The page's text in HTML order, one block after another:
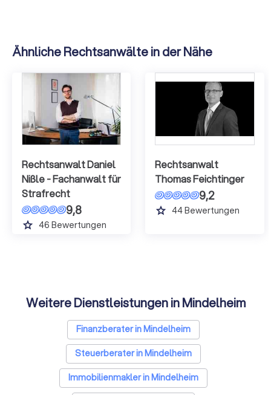
Ähnliche Rechtsanwälte in der Nähe
Rechtsanwalt Daniel
Nißle - Fachanwalt für
Strafrecht
9,8
grade 46 Bewertungen
Rechtsanwalt
Thomas Feichtinger
9,2
grade 44Bewertungen
Weitere Dienstleistungen in Mindelheim
Finanzberater in Mindelheim
Steuerberater in Mindelheim
Immobilienmakler in Mindelheim